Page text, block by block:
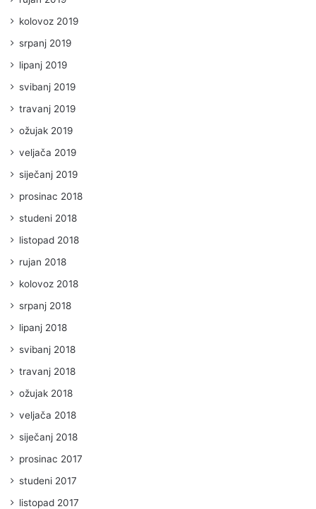
kolovoz 2019
srpanj 2019
lipanj 2019
svibanj 2019
travanj 2019
ožujak 2019
veljača 2019
siječanj 2019
prosinac 2018
studeni 2018
listopad 2018
rujan 2018
kolovoz 2018
srpanj 2018
lipanj 2018
svibanj 2018
travanj 2018
ožujak 2018
veljača 2018
siječanj 2018
prosinac 2017
studeni 2017
listopad 2017